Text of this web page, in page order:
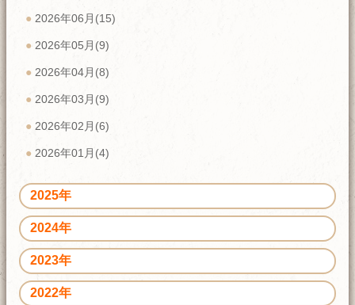
2026年06月(15)
2026年05月(9)
2026年04月(8)
2026年03月(9)
2026年02月(6)
2026年01月(4)
2025年
2024年
2023年
2022年